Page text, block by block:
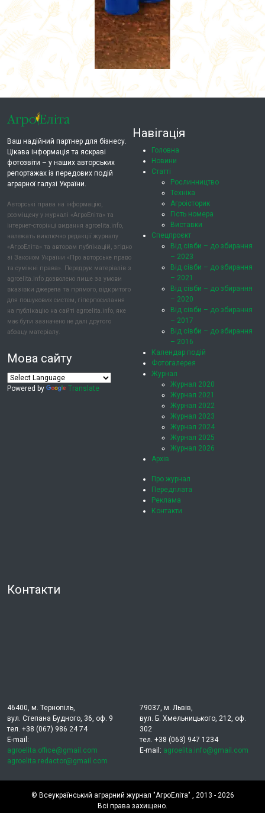
Ваш надійний партнер для бізнесу.
Цікава інформація та яскраві
фотозвіти – у наших авторських
репортажах із передових подій
аграрної галузі України.
Авторські права на інформацію,
розміщену у журналі «АгроЕліта» та
інтернет-сторінці видання agroelita.info,
належать виключно редакції журналу
«АгроЕліта» та авторам публікацій, згідно
зі Законом України «Про авторське право
та суміжні права». Передрук матеріалів з
agroelita.info дозволено лише за умови
вказівки джерела та прямого, відкритого
для пошукових систем, гіперпосилання
на публікацію на сайті agroelita.info, яке
має бути зазначено не далі другого
абзацу матеріалу.
Мова сайту
Powered by Translate
Навігація
Головна
Новини
Статті
Рослинництво
Техніка
Агроісторик
Гість номера
Виставки
Спецпроєкт
Від сівби – до збирання
– 2023
Від сівби – до збирання
– 2021
Від сівби – до збирання
– 2020
Від сівби – до збирання
– 2017
Від сівби – до збирання
– 2016
Календар подій
Фотогалерея
Журнал
Журнал 2020
Журнал 2021
Журнал 2022
Журнал 2023
Журнал 2024
Журнал 2025
Журнал 2026
Архів
Про журнал
Передплата
Реклама
Контакти
Контакти
46400, м. Тернопіль,
вул. Степана Будного, 36, оф. 9
тел. +38 (067) 986 24 74
E-mail:
agroelita.office@gmail.com
agroelita.redactor@gmail.com
79037, м. Львів,
вул. Б. Хмельницького, 212, оф.
302
тел. +38 (063) 947 1234
E-mail: agroelita.info@gmail.com
© Всеукраїнський аграрний журнал "АгроЕліта" , 2013 - 2026
Всі права захищено.